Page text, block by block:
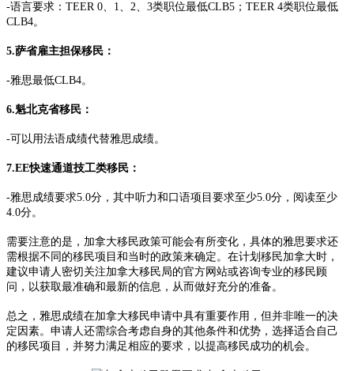
-语言要求：TEER 0、1、2、3类职位最低CLB5；TEER 4类职位最低
CLB4。
5.萨省雇主担保移民：
-雅思最低CLB4。
6.魁北克省移民：
-可以用法语成绩代替雅思成绩。
7.EE快速通道技工类移民：
-雅思成绩要求5.0分，其中听力和口语项目要求至少5.0分，阅读至少
4.0分。
需要注意的是，加拿大移民政策可能会有所变化，具体的雅思要求还
需根据不同的移民项目和当时的政策来确定。在计划移民加拿大时，
建议申请人密切关注加拿大移民局的官方网站或咨询专业的移民顾
问，以获取最准确和最新的信息，从而做好充分的准备。
总之，雅思成绩在加拿大移民申请中具有重要作用，但并非唯一的决
定因素。申请人还需综合考虑自身的其他条件和优势，选择适合自己
的移民项目，并努力满足相应的要求，以提高移民成功的机会。